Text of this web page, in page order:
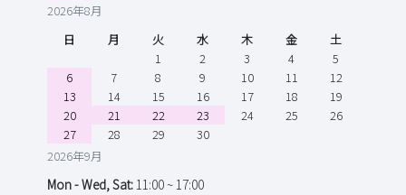
2026年8月
2026年9月
日 月 火 水 木 金
土
1
2 3 4
5
6
7 8 9 10 11
12
13
14 15 16 17 18
19
20
21 22 23 24 25
26
27
28 29 30
Mon - Wed, Sat: 11:00 ~ 17:00